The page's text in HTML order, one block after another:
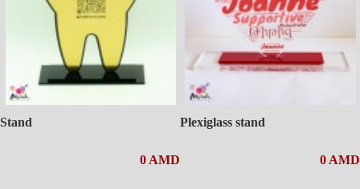
Stand
0 AMD
Plexiglass stand
0 AMD